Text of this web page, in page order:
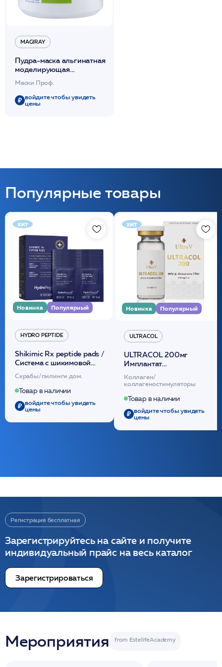
MAGIRAY
Пудра-маска альгинатная
моделирующая
многоцелевая для всех
типов кожи 350 г
/Magiray
Маски Проф.
войдите чтобы увидеть
цены
Популярные товары
хит
Новинка Популярный
HYDRO PEPTIDE
Shikimic Rx peptide pads /
Cистема с шикимовой
кислотой обновляющая
(30шт) /HP
Скрабы/пилинги дом.
Товар в наличии
войдите чтобы увидеть
цены
хит
Новинка Популярный
ULTRACOL
ULTRACOL 200мг
Имплантат
внутридермальный,
стерильный на основе
полидиоксанона
/ULTRACOL
Коллаген/
коллагеностимуляторы
Товар в наличии
войдите чтобы увидеть
цены
Регистрация бесплатная
Зарегистрируйтесь на сайте и получите
индивидуальный прайс на весь каталог
Зарегистрироваться
Мероприятия